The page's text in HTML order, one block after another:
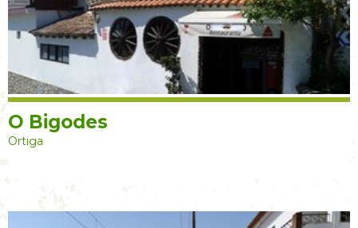
O Bigodes
Ortiga